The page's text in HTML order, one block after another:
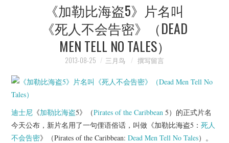
映像快讯
脱口秀
杂七杂八
《加勒比海盗5》片名叫
《死人不会告密》（DEAD
MEN TELL NO TALES）
2013-08-25 三月鸟 撰写留言
迪士尼 《加勒比海盗5》（Pirates of the Caribbean 5）的正式片名
今天公布，新片名用了一句俚语俗话，叫做《加勒比海盗5：死人
不会告密》（Pirates of the Caribbean:Dead Men Tell No Tales）。